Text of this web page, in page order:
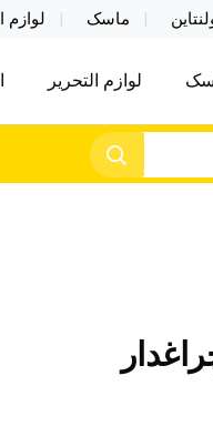
ماسک لوازم
ماسک در
لوازم التحریر